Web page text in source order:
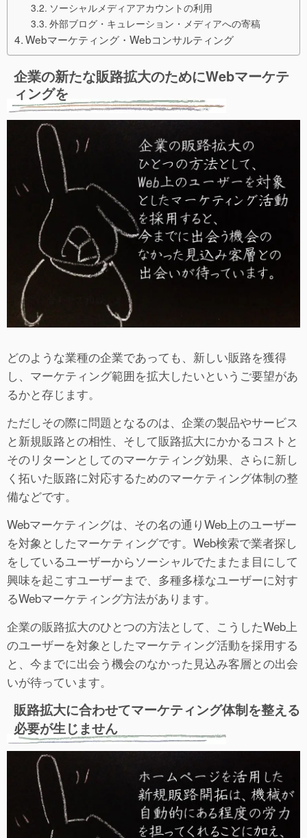
ソーシャルメディアアカウントの利用
外部ブログ・キュレーション・メディアへの寄稿
Webマーケティング・Webコンサルティング
企業の新たな販路拡大のためにWebマーケテ
ィングを
どのような業種の企業であっても、新しい販路を獲得
し、マーケティング範囲を拡大したいというご要望があ
るかと存じます。
ただしその際に問題となるのは、企業の製品やサービス
と新規販路との相性、そして販路拡大にかかるコストと
そのリターンとしてのマーケティング効果、さらに新し
く拓いた販路に対応するためのマーケティング体制の整
備などです。
Webマーケティングは、その名の通りWeb上のユーザー
を対象としたマーケティングです。Web検索で業者探し
をしているユーザーからソーシャルでたまたま目にして
興味を起こすユーザーまで、多種多様なユーザーに対す
るWebマーケティング方法があります。
企業の販路拡大のひとつの方法として、こうしたWeb上
のユーザーを対象としたマーケティング活動を採用する
と、今までに出会う機会のなかった見込み客層との出会
いが待っています。
販路拡大に合わせてマーケティング体制を整える
必要が生じません